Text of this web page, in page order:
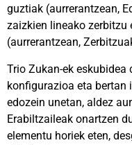
guztiak (aurrerantzean,
zaizkien lineako
(aurrerantzean,
Trio Zukan-ek eskubidea
konfigurazioa eta bertan
edozein unetan, aldez
Erabiltzaileak onartzen
elementu horiek eten,